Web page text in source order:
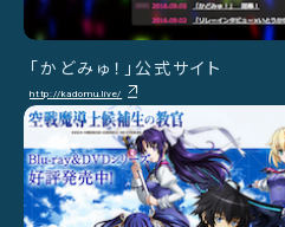
「かどみゅ！」公式サイト
http://kadomu.live/